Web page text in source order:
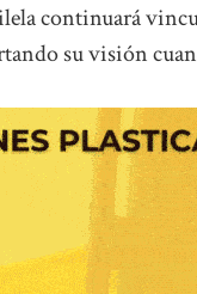
continuará
su visión